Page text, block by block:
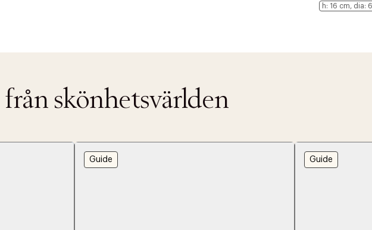
h: 16 cm, dia:
skönhetsvärlden
Guide Guide